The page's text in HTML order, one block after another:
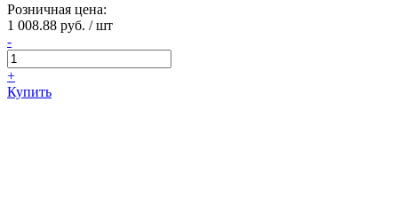
Розничная цена:
1 008.88 руб. / шт
-
+
Купить